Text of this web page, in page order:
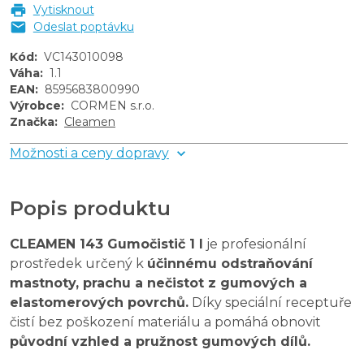
Vytisknout
Odeslat poptávku
Kód: VC143010098
Váha: 1.1
EAN: 8595683800990
Výrobce: CORMEN s.r.o.
Značka: Cleamen
Možnosti a ceny dopravy
Popis produktu
CLEAMEN 143 Gumočistič 1 l je profesionální
prostředek určený k účinnému odstraňování
mastnoty, prachu a nečistot z gumových a
elastomerových povrchů. Díky speciální receptuře
čistí bez poškození materiálu a pomáhá obnovit
původní vzhled a pružnost gumových dílů.